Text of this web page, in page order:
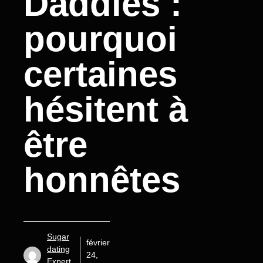
pourquoi
certaines
hésitent à
être
honnêtes
Sugar
dating
Expert
février
24,